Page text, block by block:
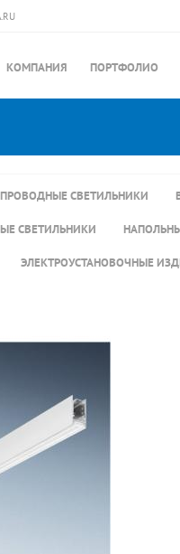
КОМПАНИЯ ПОРТФОЛИО
СВЕТИЛЬНИКИ
СВЕТИЛЬНИКИ
ЭЛЕКТРОУСТАНОВОЧНЫЕ